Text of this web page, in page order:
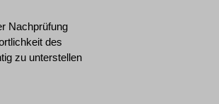
Nachprüfung
des
zu unterstellen